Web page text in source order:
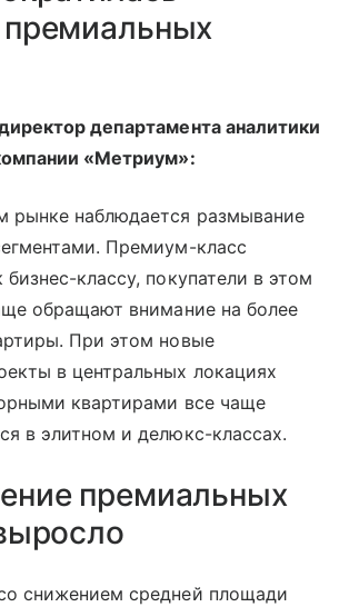
департамента аналитики
«Метриум»:
рынке наблюдается размывание
Премиум-класс
классу, покупатели в этом
обращают внимание на более
При этом новые
в центральных локациях
квартирами все чаще
в элитном и делюкс-классах.
премиальных
снижением средней площади